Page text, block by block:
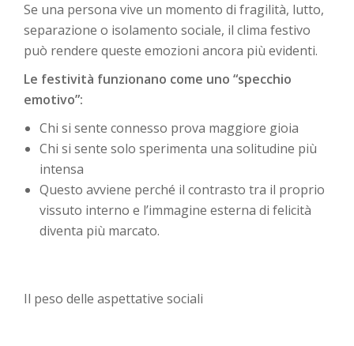
Se una persona vive un momento di fragilità, lutto,
separazione o isolamento sociale, il clima festivo
può rendere queste emozioni ancora più evidenti.
Le festività funzionano come uno “specchio
emotivo”:
Chi si sente connesso prova maggiore gioia
Chi si sente solo sperimenta una solitudine più
intensa
Questo avviene perché il contrasto tra il proprio
vissuto interno e l’immagine esterna di felicità
diventa più marcato.
Il peso delle aspettative sociali